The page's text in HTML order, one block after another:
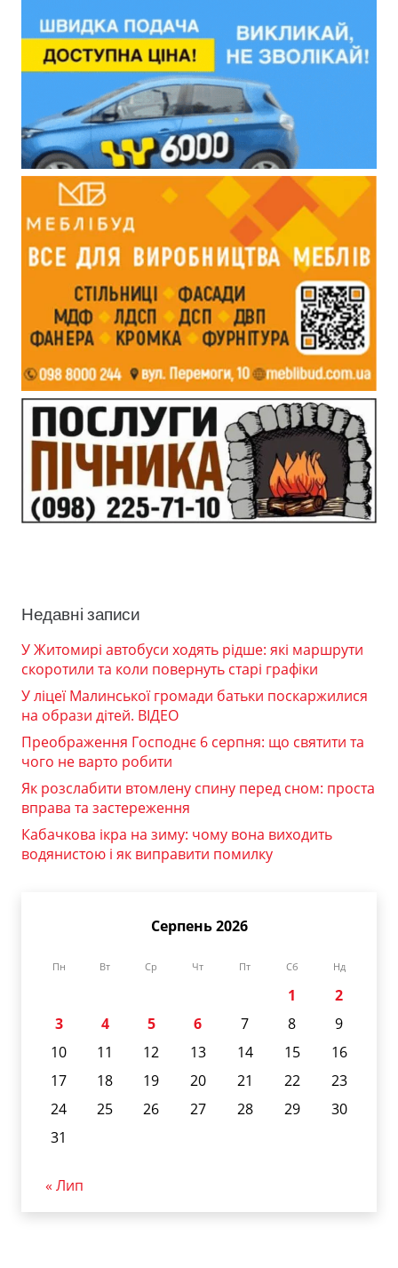
Недавні записи
У Житомирі автобуси ходять рідше: які маршрути
скоротили та коли повернуть старі графіки
У ліцеї Малинської громади батьки поскаржилися
на образи дітей. ВІДЕО
Преображення Господнє 6 серпня: що святити та
чого не варто робити
Як розслабити втомлену спину перед сном: проста
вправа та застереження
Кабачкова ікра на зиму: чому вона виходить
водянистою і як виправити помилку
Серпень 2026
Пн Вт Ср Чт Пт Сб Нд
1
2
3
4 5 6 7 8
9
10
11 12 13 14 15
16
17
18 19 20 21 22
23
24
25 26 27 28 29
30
31
« Лип